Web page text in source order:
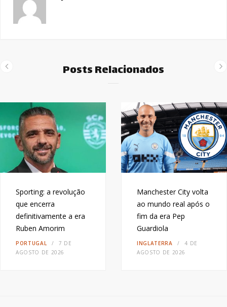
Posts Relacionados
Sporting: a revolução
que encerra
definitivamente a era
Ruben Amorim
PORTUGAL
7 DE
AGOSTO DE 2026
Manchester City volta
ao mundo real após o
fim da era Pep
Guardiola
INGLATERRA
4 DE
AGOSTO DE 2026